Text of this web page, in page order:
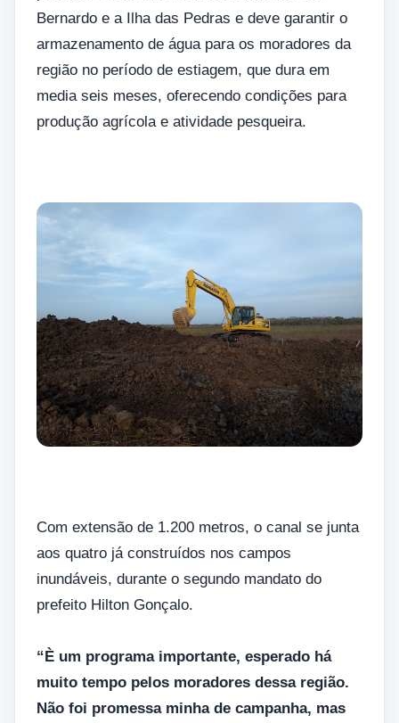
Bernardo e a Ilha das Pedras e deve garantir o
armazenamento de água para os moradores da
região no período de estiagem, que dura em
media seis meses, oferecendo condições para
produção agrícola e atividade pesqueira.
Com extensão de 1.200 metros, o canal se junta
aos quatro já construídos nos campos
inundáveis, durante o segundo mandato do
prefeito Hilton Gonçalo.
“È um programa importante, esperado há
muito tempo pelos moradores dessa região.
Não foi promessa minha de campanha, mas